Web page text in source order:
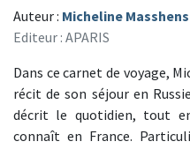
Auteur : Micheline
Editeur : APARIS
Dans ce carnet de voyage,
récit de son séjour en
décrit le quotidien, tout
connaît en France.